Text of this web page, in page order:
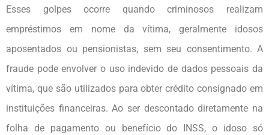
Esses golpes ocorre quando criminosos realizam
empréstimos em nome da vítima, geralmente idosos
aposentados ou pensionistas, sem seu consentimento. A
fraude pode envolver o uso indevido de dados pessoais da
vítima, que são utilizados para obter crédito consignado em
instituições financeiras. Ao ser descontado diretamente na
folha de pagamento ou benefício do INSS, o idoso só